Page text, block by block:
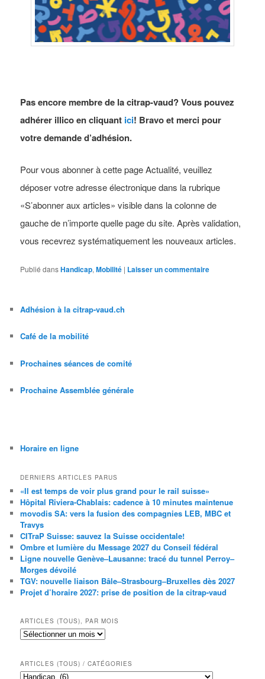
Pas encore membre de la citrap-vaud? Vous pouvez
adhérer illico en cliquant ici! Bravo et merci pour
votre demande d’adhésion.
Pour vous abonner à cette page Actualité, veuillez
déposer votre adresse électronique dans la rubrique
«S’abonner aux articles» visible dans la colonne de
gauche de n’importe quelle page du site. Après validation,
vous recevrez systématiquement les nouveaux articles.
Publié dansHandicap,Mobilité | Laisser un commentaire
Adhésion à la citrap-vaud.ch
Café de la mobilité
Prochaines séances de comité
Prochaine Assemblée générale
Horaire en ligne
DERNIERS ARTICLES PARUS
«Il est temps de voir plus grand pour le rail suisse»
Hôpital Riviera-Chablais: cadence à 10 minutes maintenue
movodis SA: vers la fusion des compagnies LEB, MBC et
Travys
CITraP Suisse: sauvez la Suisse occidentale!
Ombre et lumière du Message 2027 du Conseil fédéral
Ligne nouvelle Genève–Lausanne: tracé du tunnel Perroy–
Morges dévoilé
TGV: nouvelle liaison Bâle–Strasbourg–Bruxelles dès 2027
Projet d’horaire 2027: prise de position de la citrap-vaud
ARTICLES (TOUS), PAR MOIS
Articles
(tous),
mois
ARTICLES (TOUS) / CATÉGORIES
Articles